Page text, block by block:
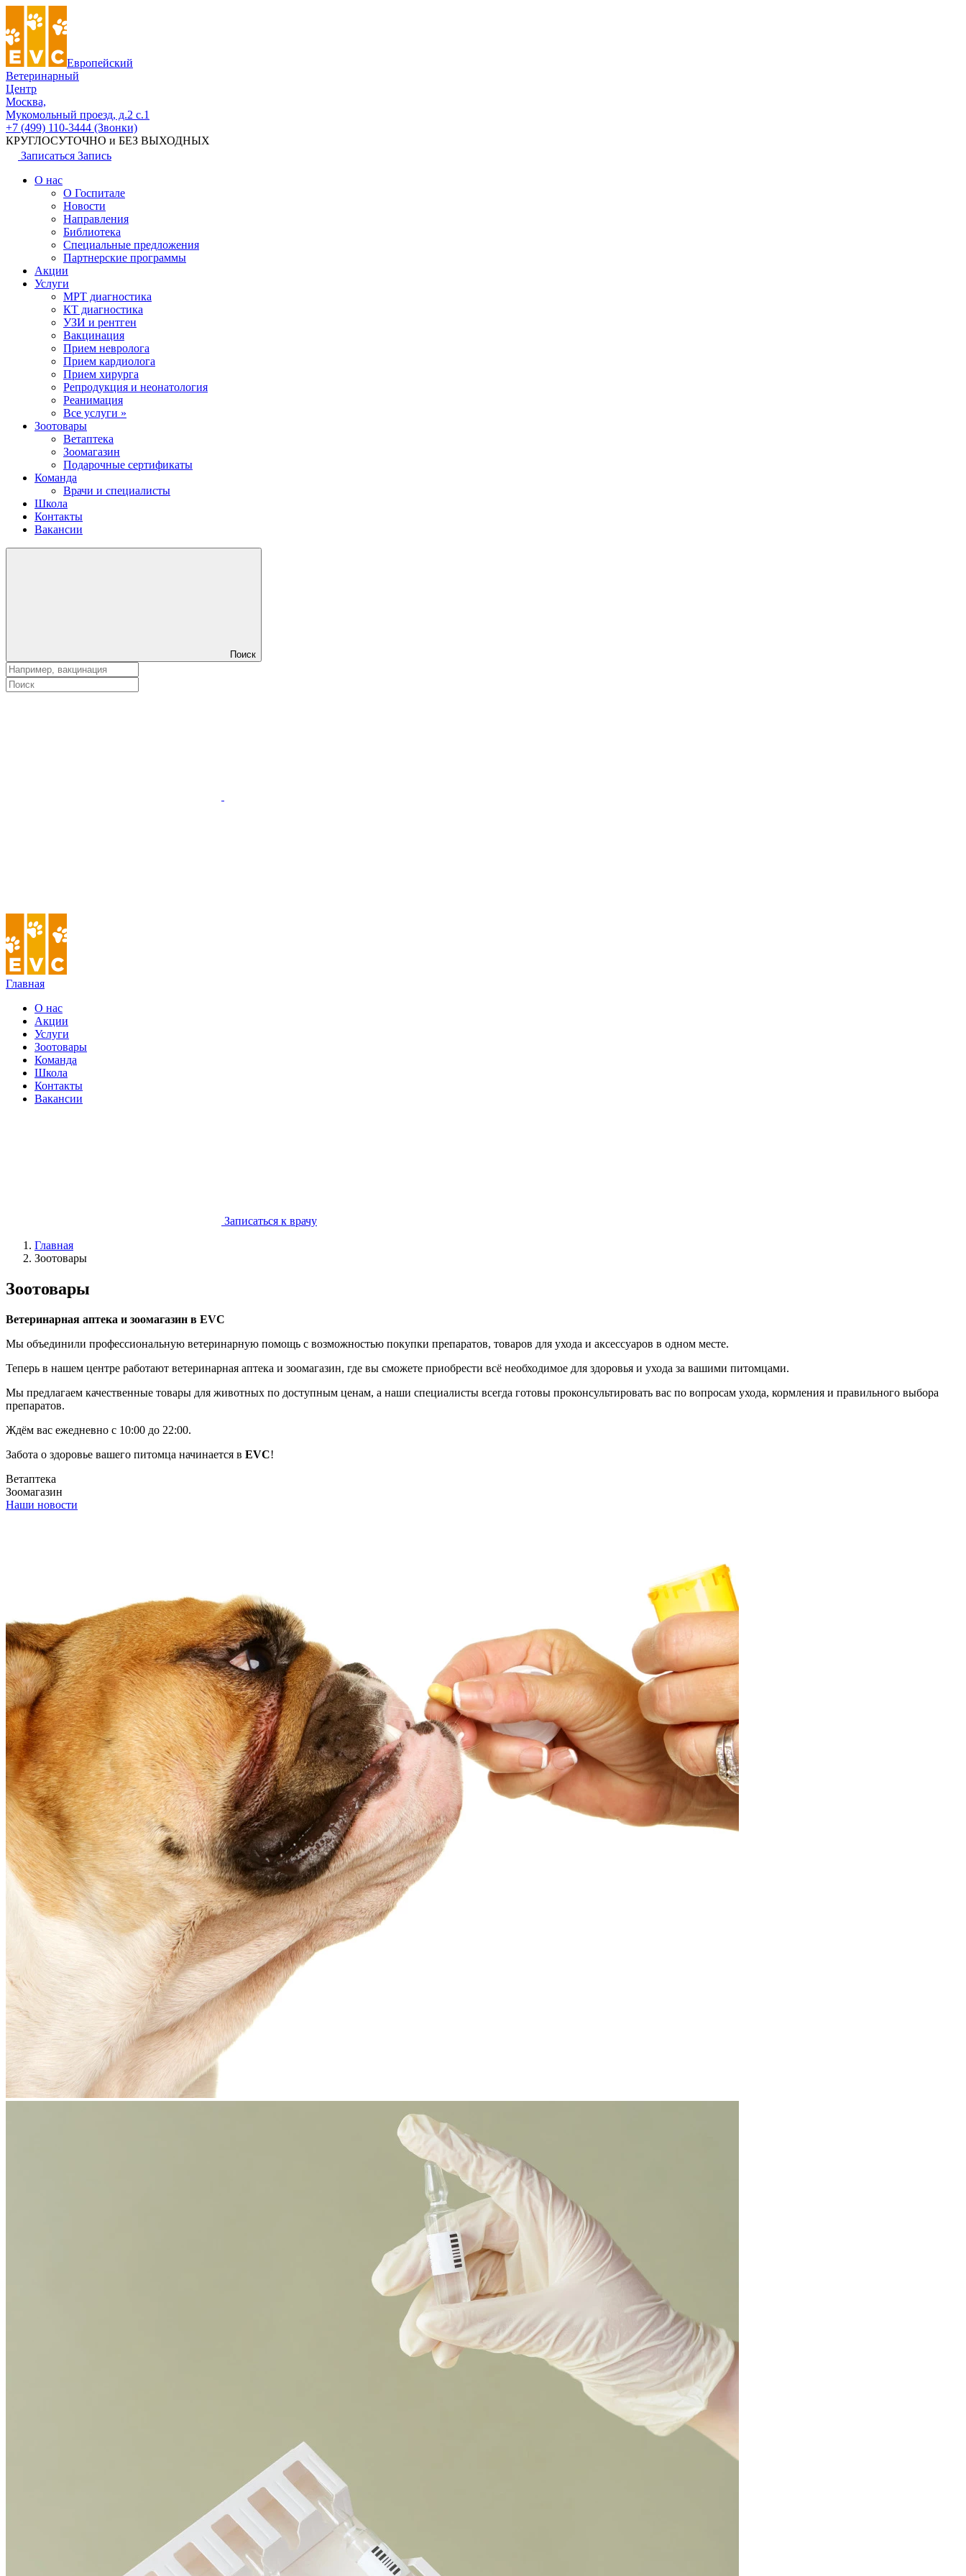
Европейский
Ветеринарный
Центр
Москва,
Мукомольный проезд, д.2 с.1
+7 (499) 110-3444 (Звонки)
КРУГЛОСУТОЧНО и БЕЗ ВЫХОДНЫХ
Записаться Запись
О нас
О Госпитале
Новости
Направления
Библиотека
Специальные предложения
Партнерские программы
Акции
Услуги
МРТ диагностика
КТ диагностика
УЗИ и рентген
Вакцинация
Прием невролога
Прием кардиолога
Прием хирурга
Репродукция и неонатология
Реанимация
Все услуги »
Зоотовары
Ветаптека
Зоомагазин
Подарочные сертификаты
Команда
Врачи и специалисты
Школа
Контакты
Вакансии
Поиск
Главная
О нас
Акции
Услуги
Зоотовары
Команда
Школа
Контакты
Вакансии
Записаться к врачу
Главная
Зоотовары
Зоотовары
Ветеринарная аптека и зоомагазин в EVC
Мы объединили профессиональную ветеринарную помощь с возможностью покупки препаратов, товаров для ухода и аксессуаров в одном месте.
Теперь в нашем центре работают ветеринарная аптека и зоомагазин, где вы сможете приобрести всё необходимое для здоровья и ухода за вашими питомцами.
Мы предлагаем качественные товары для животных по доступным ценам, а наши специалисты всегда готовы проконсультировать вас по вопросам ухода, кормления и правильного выбора
препаратов.
Ждём вас ежедневно с 10:00 до 22:00.
Забота о здоровье вашего питомца начинается в EVC!
Ветаптека
Зоомагазин
Наши новости